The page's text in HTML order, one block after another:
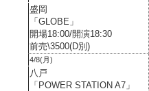
盛岡
「GLOBE」
開場18:00/開演18:30
前売\3500(D別)
4/8(月)
八戸
「POWER STATION A7」